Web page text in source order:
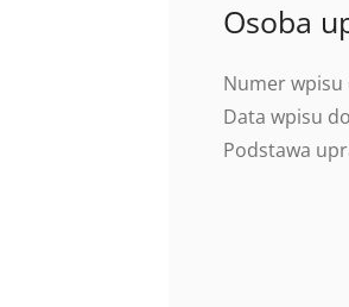
Osoba
Numer
Data wpisu
Podstawa